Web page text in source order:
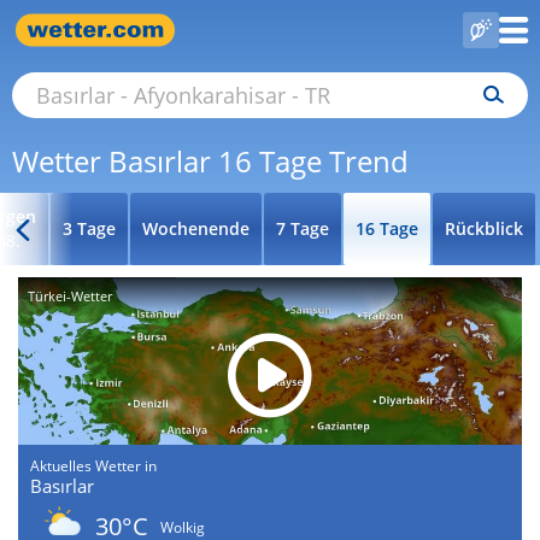
Wetter Basırlar 16 Tage Trend
3 Tage Wochenende 7 Tage 16 Tage Rückblick
Türkei-Wetter
Aktuelles Wetter in
Basırlar
30°C
Wolkig